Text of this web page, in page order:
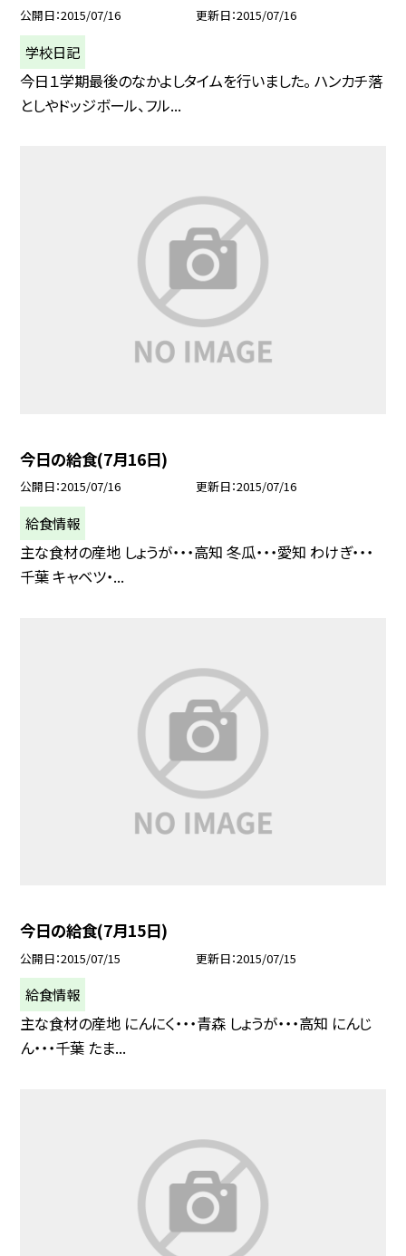
公開日 2015/07/16 更新日 2015/07/16
学校日記
今日１学期最後のなかよしタイムを行いました。 ハンカチ落
としやドッジボール、フル...
今日の給食(7月16日)
公開日 2015/07/16 更新日 2015/07/16
給食情報
主な食材の産地 しょうが・・・高知 冬瓜・・・愛知 わけぎ・・・
千葉 キャベツ・...
今日の給食(7月15日)
公開日 2015/07/15 更新日 2015/07/15
給食情報
主な食材の産地 にんにく・・・青森 しょうが・・・高知 にんじ
ん・・・千葉 たま...